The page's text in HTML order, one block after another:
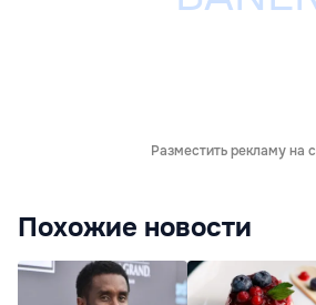
Разместить рекламу на
Похожие новости